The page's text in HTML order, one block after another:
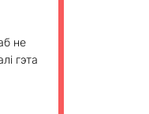
не
гэта